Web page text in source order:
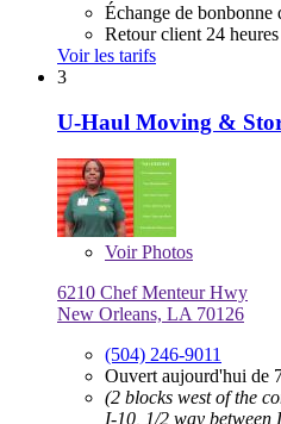
Échange de bonbonne
Retour client 24 heures
Voir les tarifs
3
U-Haul Moving &
VoirPhotos
6210 Chef Menteur Hwy
New Orleans, LA 70126
(504) 246-9011
Ouvert aujourd'hui de
(2 blocks west of the
I-10, 1/2 way between